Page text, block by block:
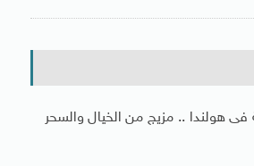
فى هولندا .. مزيج من الخيال والسحر